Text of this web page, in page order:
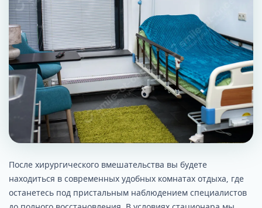
После хирургического вмешательства вы будете
находиться в современных удобных комнатах отдыха, где
останетесь под пристальным наблюдением специалистов